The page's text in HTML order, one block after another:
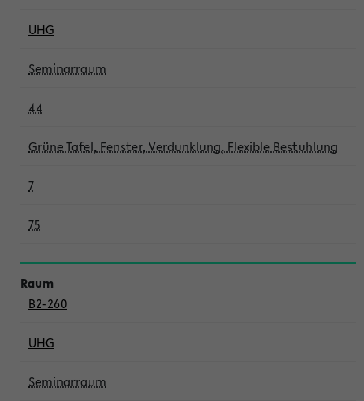
UHG
Seminarraum
44
Grüne Tafel, Fenster, Verdunklung, Flexible Bestuhlung
7
75
B2-260
UHG
Seminarraum